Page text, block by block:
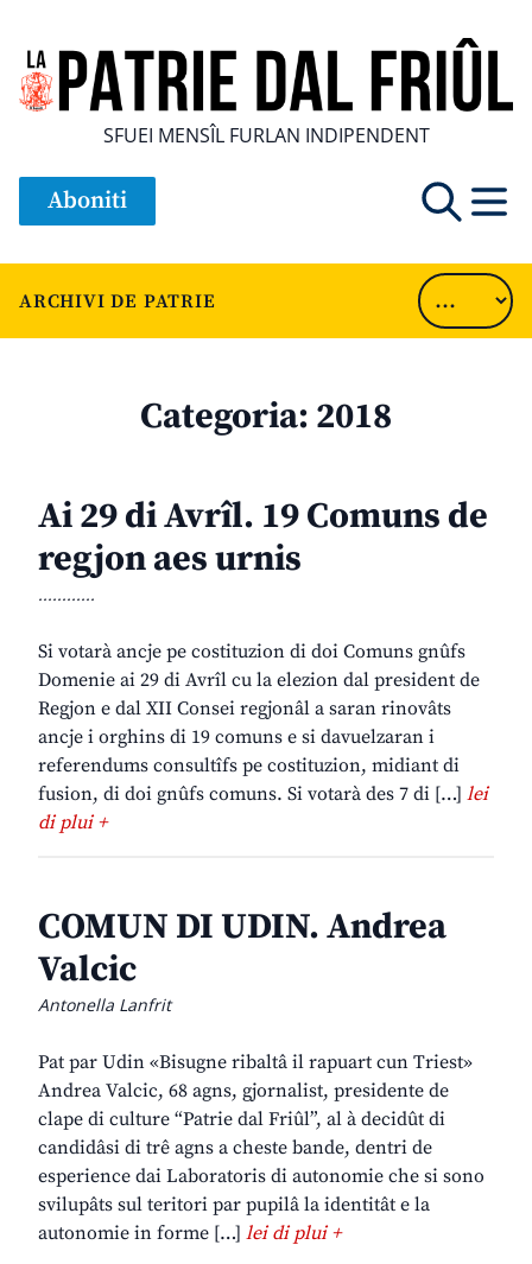
SFUEI MENSÎL FURLAN INDIPENDENT
Aboniti
ARCHIVI DE PATRIE
Categoria: 2018
Ai 29 di Avrîl. 19 Comuns de
regjon aes urnis
............
Si votarà ancje pe costituzion di doi Comuns gnûfs
Domenie ai 29 di Avrîl cu la elezion dal president de
Regjon e dal XII Consei regjonâl a saran rinovâts
ancje i orghins di 19 comuns e si davuelzaran i
referendums consultîfs pe costituzion, midiant di
fusion, di doi gnûfs comuns. Si votarà des 7 di […] lei
di plui +
COMUN DI UDIN. Andrea
Valcic
Antonella Lanfrit
Pat par Udin «Bisugne ribaltâ il rapuart cun Triest»
Andrea Valcic, 68 agns, gjornalist, presidente de
clape di culture “Patrie dal Friûl”, al à decidût di
candidâsi di trê agns a cheste bande, dentri de
esperience dai Laboratoris di autonomie che si sono
svilupâts sul teritori par pupilâ la identitât e la
autonomie in forme […] lei di plui +